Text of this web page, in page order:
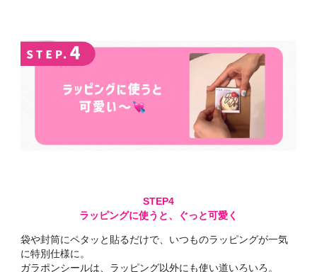
ラッピングに使うと、ぐっと可愛く
袋や封筒にペタッと貼るだけで、いつものラッピングが一気
に特別仕様に。
ガラポンシールは、ラッピング以外にも使い道いろいろ。